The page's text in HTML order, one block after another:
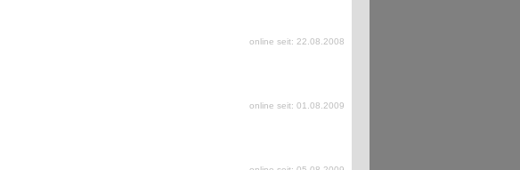
online seit: 22.08.2008
online seit: 01.08.2009